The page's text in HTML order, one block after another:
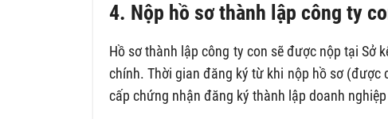
4. Nộp hồ sơ thành lập công ty
Hồ sơ thành lập công ty con sẽ được nộp tại Sở
chính. Thời gian đăng ký từ khi nộp hồ sơ (được
cấp chứng nhận đăng ký thành lập doanh